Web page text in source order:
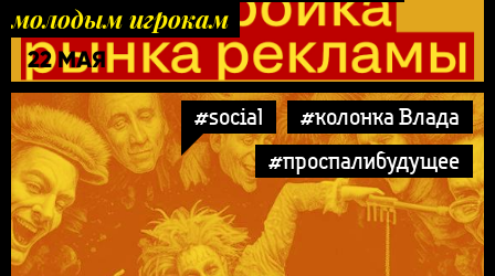
молодым игрокам
22 МАЯ
#social
#колонка Влада
#проспалибудущее